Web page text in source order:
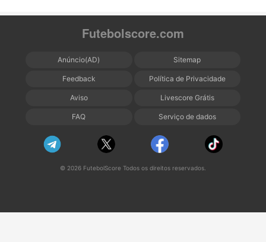
Futebolscore.com
Anúncio(AD) Sitemap
Feedback Política de Privacidade
Aviso Livescore Grátis
FAQ Serviço de dados
© 2026 FutebolScore Todos os direitos reservados.